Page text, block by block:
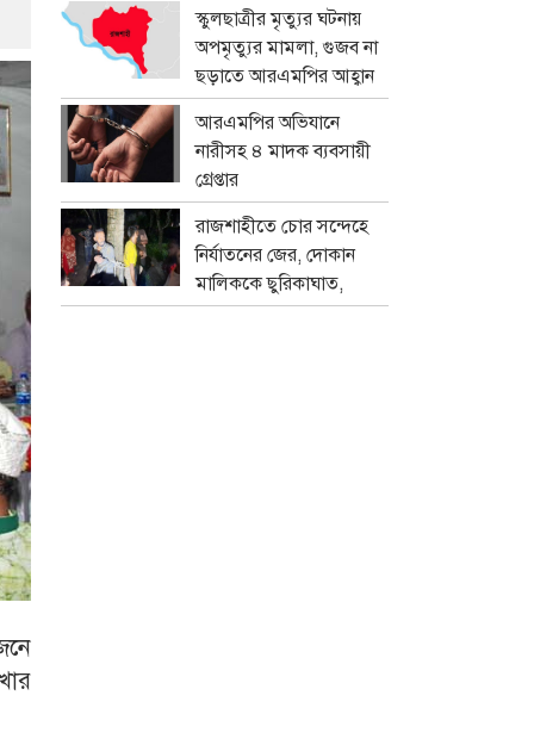
স্কুলছাত্রীর মৃত্যুর ঘটনায়
অপমৃত্যুর মামলা, গুজব না
ছড়াতে আরএমপির আহ্বান
আরএমপির অভিযানে
নারীসহ ৪ মাদক ব্যবসায়ী
গ্রেপ্তার
রাজশাহীতে চোর সন্দেহে
নির্যাতনের জের, দোকান
মালিককে ছুরিকাঘাত,
মামলা